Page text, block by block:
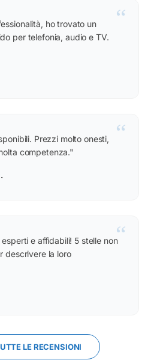
“
ho trovato un
per telefonia, audio e TV.
“
Prezzi molto onesti,
competenza."
“
e affidabili! 5 stelle non
descrivere la loro
LE RECENSIONI